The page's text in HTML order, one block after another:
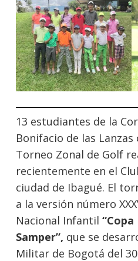
13 estudiantes de la
Bonifacio de las
Torneo Zonal de Golf
recientemente en el
ciudad de Ibagué. El
a la versión número
Nacional Infantil
Samper”, que se
Militar de Bogotá del